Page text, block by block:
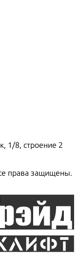
1/8, строение 2
права защищены.